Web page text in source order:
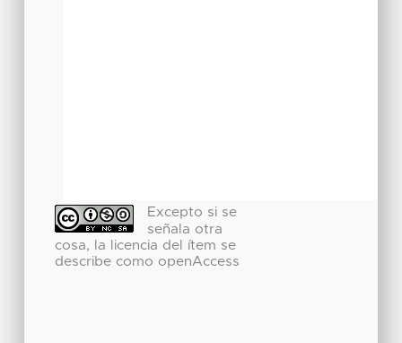
Excepto si se
señala otra
cosa, la licencia del ítem se
describe como openAccess